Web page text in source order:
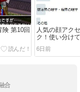
険 第10回
人気の顔アク
ク！使い分け
そう
6日前
合